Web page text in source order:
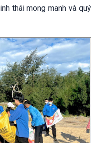
thái mong manh và quý